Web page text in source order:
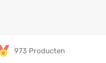
973 Producten